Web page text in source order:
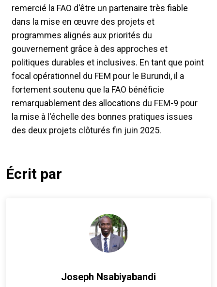
remercié la FAO d'être un partenaire très fiable
dans la mise en œuvre des projets et
programmes alignés aux priorités du
gouvernement grâce à des approches et
politiques durables et inclusives. En tant que point
focal opérationnel du FEM pour le Burundi, il a
fortement soutenu que la FAO bénéficie
remarquablement des allocations du FEM-9 pour
la mise à l'échelle des bonnes pratiques issues
des deux projets clôturés fin juin 2025.
Écrit par
Joseph Nsabiyabandi